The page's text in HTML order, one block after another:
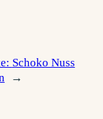
Schoko Nuss
→